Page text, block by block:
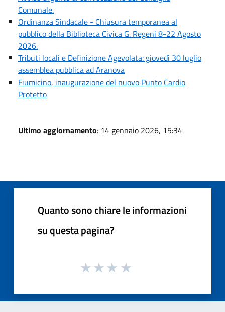
Comunale.
Ordinanza Sindacale - Chiusura temporanea al
pubblico della Biblioteca Civica G. Regeni 8-22 Agosto
2026.
Tributi locali e Definizione Agevolata: giovedì 30 luglio
assemblea pubblica ad Aranova
Fiumicino, inaugurazione del nuovo Punto Cardio
Protetto
Ultimo aggiornamento: 14 gennaio 2026, 15:34
Quanto sono chiare le informazioni
su questa pagina?